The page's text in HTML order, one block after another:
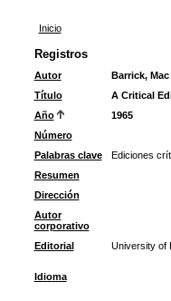
Inicio
Registros
Autor
Barrick,
Título
A Critical
Año
1965
Número
Palabras clave
Ediciones
Resumen
Dirección
Autor
corporativo
Editorial
University of
Idioma